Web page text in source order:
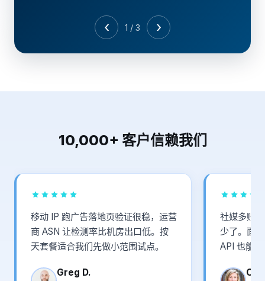
‹ 1 / 3 ›
10,000+ 客户信赖我们
移动 IP 跑广告落地页验证很稳，运营
商 ASN 让检测率比机房出口低。按
天套餐适合我们先做小范围试点。
Greg D.
社媒多账
少了。面
API 也能